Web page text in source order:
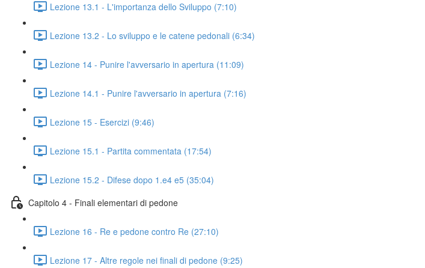
Lezione 13.1 - L'importanza dello Sviluppo (7:10)
Lezione 13.2 - Lo sviluppo e le catene pedonali (6:34)
Lezione 14 - Punire l'avversario in apertura (11:09)
Lezione 14.1 - Punire l'avversario in apertura (7:16)
Lezione 15 - Esercizi (9:46)
Lezione 15.1 - Partita commentata (17:54)
Lezione 15.2 - Difese dopo 1.e4 e5 (35:04)
Capitolo 4 - Finali elementari di pedone
Lezione 16 - Re e pedone contro Re (27:10)
Lezione 17 - Altre regole nei finali di pedone (9:25)